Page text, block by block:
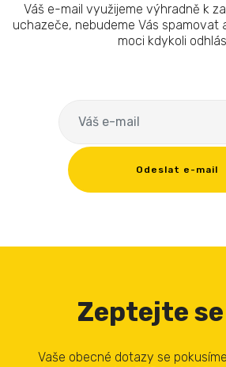
Váš e-mail využijeme výhradně k
uchazeče, nebudeme Vás spamovat
moci kdykoli
Odeslat e-mail
Zeptejte
Vaše obecné dotazy se